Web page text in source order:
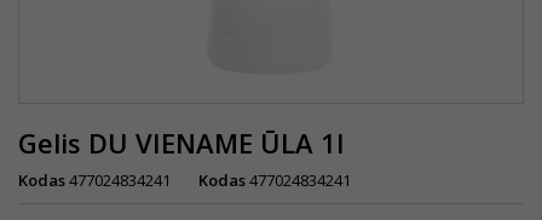
Gelis DU VIENAME ŪLA 1l
Kodas477024834241 Kodas477024834241